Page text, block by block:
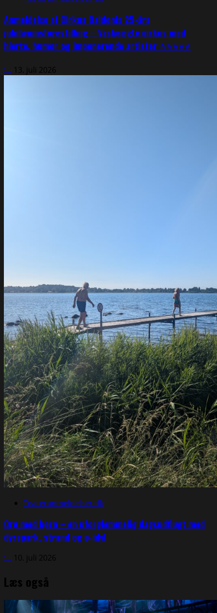
Anmeldelse af Cirkus Baldonis 25-års
jubilæumsforestilling – Vaskeægte cirkus med
hjerte, humor og imponerende artister ⭐⭐⭐⭐⭐
:... 13. juli 2026
Teateranmeldelser.dk
Orø med børn – en uforglemmelig dagsudflugt med
dyrepark, strand og ø-idyl
:... 10. juli 2026
Læs også